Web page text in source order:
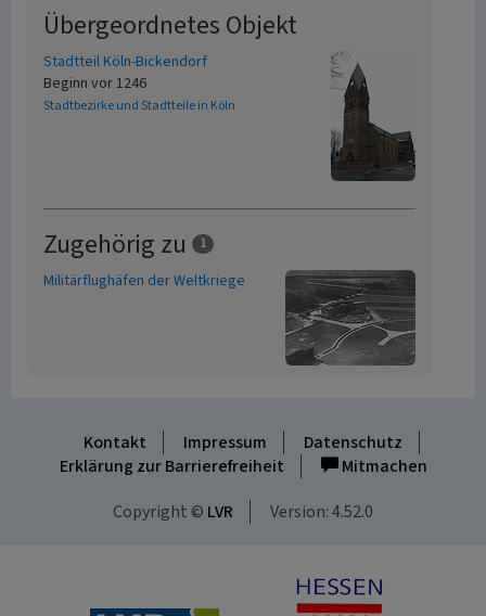
Übergeordnetes Objekt
Stadtteil Köln-Bickendorf
Beginn vor 1246
Stadtbezirke und Stadtteile in Köln
Zugehörig zu 1
Militärflughäfen der Weltkriege
Kontakt Impressum
Datenschutz
Erklärung zur Barrierefreiheit
Mitmachen
Copyright © LVR Version: 4.52.0